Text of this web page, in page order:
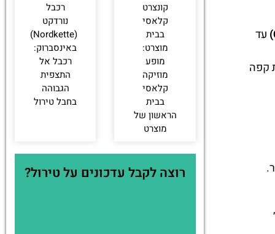
עד
קפה
קונצרט
קלאסי
בבית
מוצרט:
מופע
מוזיקה
קלאסי
בבית
הראשון של
מוצרט
רכבל
נורדקט
(Nordkette)
באינסברוק:
רכבל אל
התצפית
הגבוהה
בחבל טירול
רוצה לקבל עדכונים על טירול?